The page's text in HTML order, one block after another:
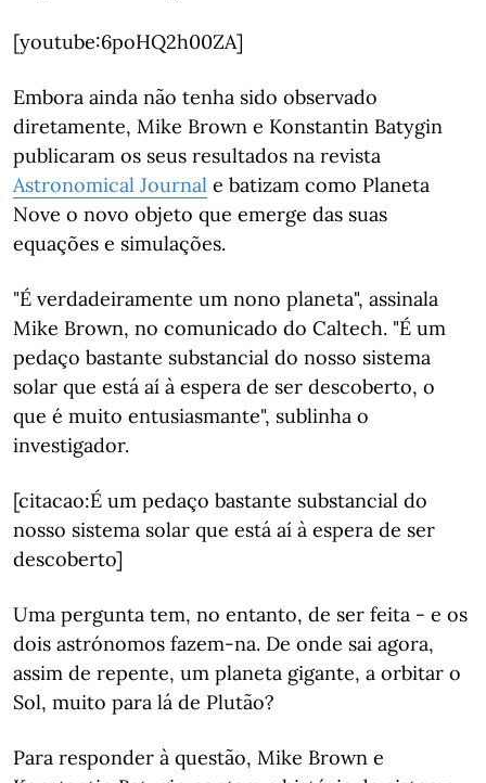
[youtube:6poHQ2h00ZA]
Embora ainda não tenha sido observado
diretamente, Mike Brown e Konstantin Batygin
publicaram os seus resultados na revista
Astronomical Journal e batizam como Planeta
Nove o novo objeto que emerge das suas
equações e simulações.
"É verdadeiramente um nono planeta", assinala
Mike Brown, no comunicado do Caltech. "É um
pedaço bastante substancial do nosso sistema
solar que está aí à espera de ser descoberto, o
que é muito entusiasmante", sublinha o
investigador.
[citacao:É um pedaço bastante substancial do
nosso sistema solar que está aí à espera de ser
descoberto]
Uma pergunta tem, no entanto, de ser feita - e os
dois astrónomos fazem-na. De onde sai agora,
assim de repente, um planeta gigante, a orbitar o
Sol, muito para lá de Plutão?
Para responder à questão, Mike Brown e